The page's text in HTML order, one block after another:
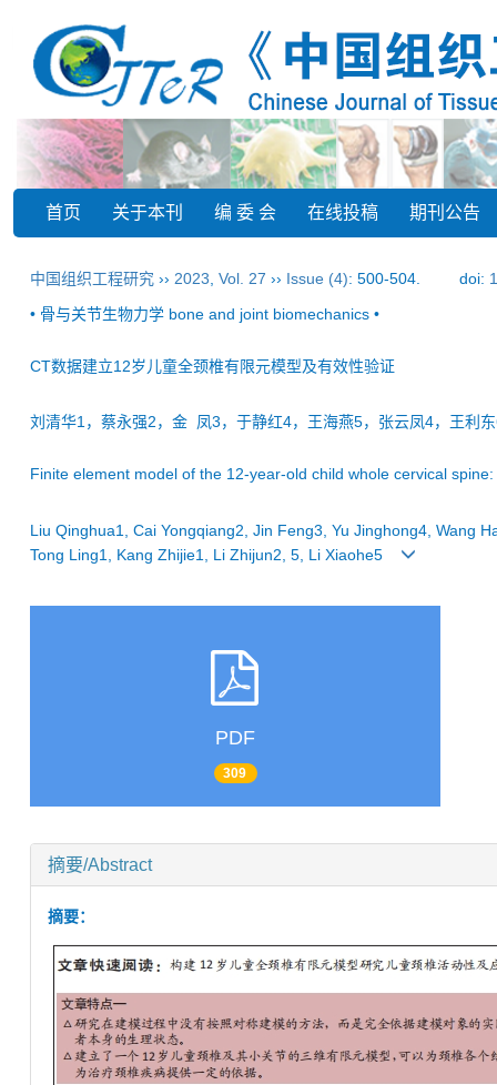
首页 关于本刊 编 委 会 在线投稿 期刊公告
中国组织工程研究 ›› 2023 Vol. 27 ›› Issue (4): 500-504. doi:
• 骨与关节生物力学 bone and joint biomechanics •
CT数据建立12岁儿童全颈椎有限元模型及有效性验证
刘清华1，蔡永强2，金 凤3，于静红4，王海燕5，张云凤4，王利
Finite element model of the 12-year-old child whole cervical
Liu Qinghua1, Cai Yongqiang2, Jin Feng3, Yu Jinghong4, Wang
Tong Ling1, Kang Zhijie1, Li Zhijun2, 5, Li Xiaohe5
PDF
309
摘要/Abstract
摘要：